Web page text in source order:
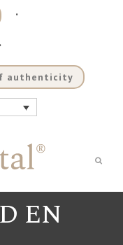
.
.
authenticity
EN